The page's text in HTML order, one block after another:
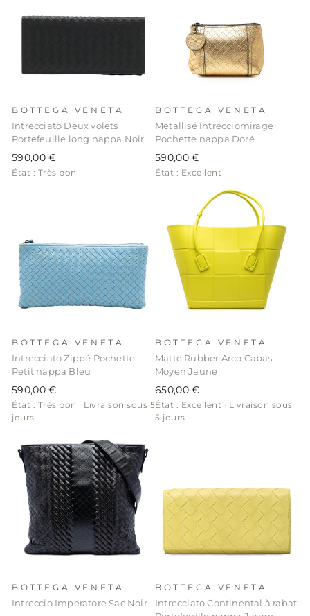
BOTTEGA VENETA
Intrecciato Deux volets
Portefeuille long nappa Noir
590,00 €
État : Très bon
BOTTEGA VENETA
Métallisé Intrecciomirage
Pochette nappa Doré
590,00 €
État : Excellent
BOTTEGA VENETA
Intrecciato Zippé Pochette
Petit nappa Bleu
590,00 €
État : Très bon · Livraison sous 5
jours
BOTTEGA VENETA
Matte Rubber Arco Cabas
Moyen Jaune
650,00 €
État : Excellent · Livraison sous
5 jours
BOTTEGA VENETA
Intreccio Imperatore Sac Noir
BOTTEGA VENETA
Intrecciato Continental à rabat